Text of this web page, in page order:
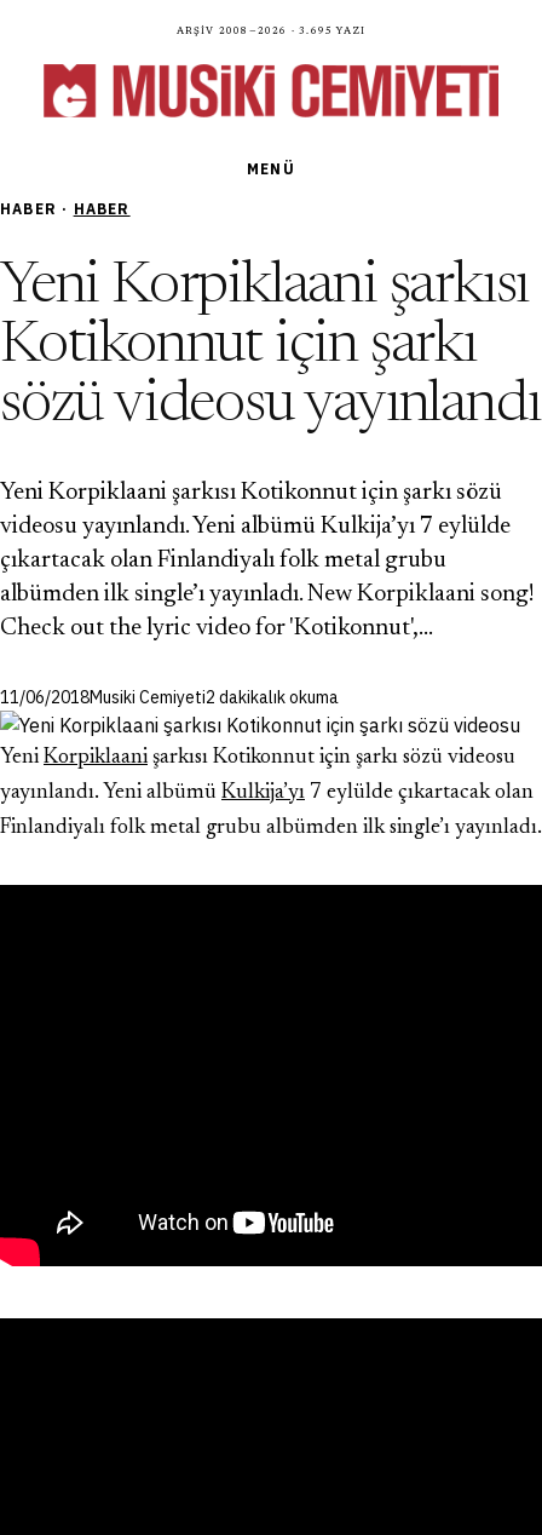
Arşiv 2008—2026 · 3.695 yazı
MENÜ
HABER · HABER
Yeni Korpiklaani şarkısı
Kotikonnut için şarkı
sözü videosu yayınlandı
Yeni Korpiklaani şarkısı Kotikonnut için şarkı sözü
videosu yayınlandı. Yeni albümü Kulkija’yı 7 eylülde
çıkartacak olan Finlandiyalı folk metal grubu
albümden ilk single’ı yayınladı. New Korpiklaani song!
Check out the lyric video for 'Kotikonnut',…
11/06/2018Musiki Cemiyeti2 dakikalık okuma
Yeni Korpiklaani şarkısı Kotikonnut için şarkı sözü videosu
yayınlandı. Yeni albümü Kulkija’yı 7 eylülde çıkartacak olan
Finlandiyalı folk metal grubu albümden ilk single’ı yayınladı.